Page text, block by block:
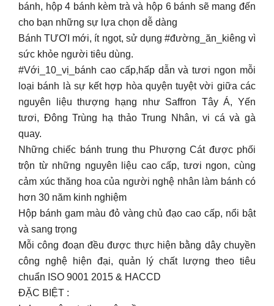
bánh, hộp 4 bánh kèm trà và hộp 6 bánh sẽ mang đến
cho bạn những sự lựa chọn dễ dàng
Bánh TƯƠI mới, ít ngọt, sử dụng #đường_ăn_kiêng vì
sức khỏe người tiêu dùng.
#Với_10_vị_bánh cao cấp,hấp dẫn và tươi ngon mỗi
loại bánh là sự kết hợp hòa quyện tuyệt vời giữa các
nguyên liệu thượng hạng như Saffron Tây Á, Yến
tươi, Đông Trùng hạ thảo Trung Nhân, vi cá và gà
quay.
Những chiếc bánh trung thu Phượng Cát được phối
trộn từ những nguyên liệu cao cấp, tươi ngon, cùng
cảm xúc thăng hoa của người nghệ nhân làm bánh có
hơn 30 năm kinh nghiệm
Hộp bánh gam màu đỏ vàng chủ đạo cao cấp, nổi bật
và sang trọng
Mỗi công đoạn đều được thực hiện bằng dây chuyền
công nghệ hiện đại, quản lý chất lượng theo tiêu
chuẩn ISO 9001 2015 & HACCD
ĐẶC BIỆT :